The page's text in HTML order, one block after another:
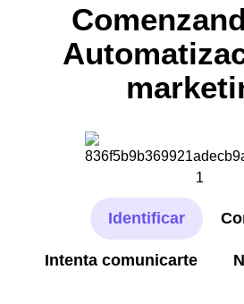
Identificar
Intenta comunicarte